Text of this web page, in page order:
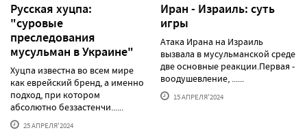
Русская хуцпа:
"суровые
преследования
мусульман в Украине"
Хуцпа известна во всем мире
как еврейский бренд, а именно
подход, при котором
абсолютно беззастенчи......
25 АПРЕЛЯ'2024
Иран - Израиль: суть
игры
Атака Ирана на Израиль
вызвала в мусульманской среде
две основные реакции.Первая -
воодушевление, ......
15 АПРЕЛЯ'2024